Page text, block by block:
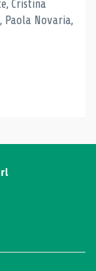
Cristina
Paola Novaria,